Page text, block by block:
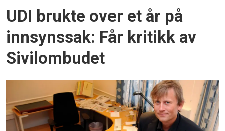
UDI brukte over et år på
innsynssak: Får kritikk av
Sivilombudet